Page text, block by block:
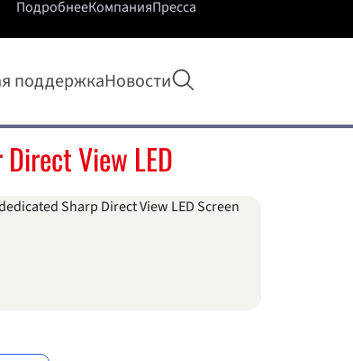
поддержкаНовости Открыть поиск
ПодробнееКомпанияПресса
View LED
Sharp Direct View LED Screen